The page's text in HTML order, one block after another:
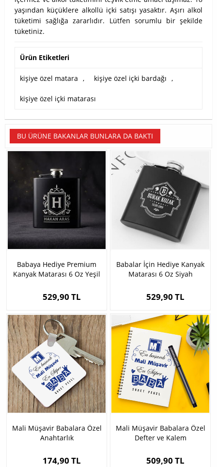
yaşından küçüklere alkollü içki satışı yasaktır. Aşırı alkol
tüketimi sağlığa zararlıdır. Lütfen sorumlu bir şekilde
tüketiniz.
Ürün Etiketleri
kişiye özel matara , kişiye özel içki bardağı ,
kişiye özel içki matarası
BU ÜRÜNE BAKANLAR BUNLARA DA BAKTI
Babaya Hediye Premium
Kanyak Matarası 6 Oz Yeşil
529,90 TL
Babalar İçin Hediye Kanyak
Matarası 6 Oz Siyah
529,90 TL
Mali Müşavir Babalara Özel
Anahtarlık
174,90 TL
Mali Müşavir Babalara Özel
Defter ve Kalem
509,90 TL